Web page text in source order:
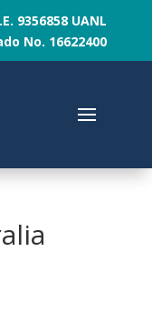
9356858 UANL
No. 16622400